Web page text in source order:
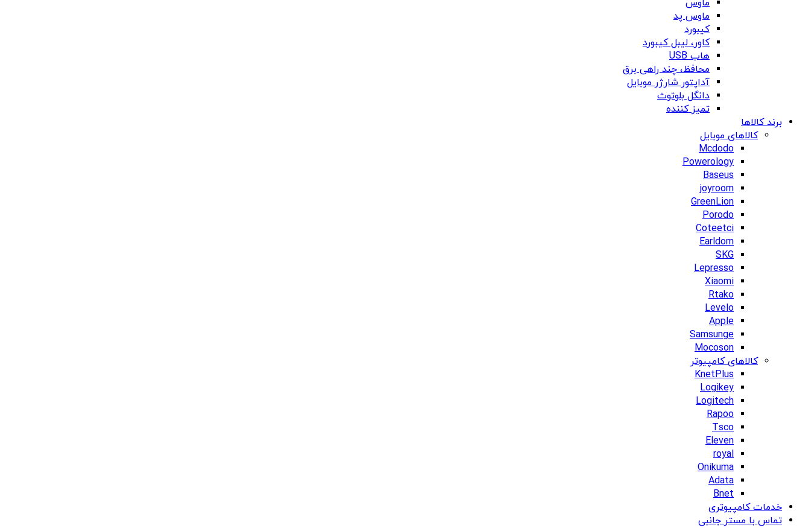
ماوس
ماوس پد
کیبورد
کاور، لیبل کیبورد
هاب USB
محافظ، چند راهی برق
آداپتور شارژر موبایل
دانگل بلوتوث
تمیز کننده
برند کالاها
کالاهای موبایل
Mcdodo
Powerology
Baseus
joyroom
GreenLion
Porodo
Coteetci
Earldom
SKG
Lepresso
Xiaomi
Rtako
Levelo
Apple
Samsunge
Mocoson
کالاهای کامپیوتر
KnetPlus
Logikey
Logitech
Rapoo
Tsco
Eleven
royal
Onikuma
Adata
Bnet
خدمات کامپیوتری
تماس با مستر جانبی